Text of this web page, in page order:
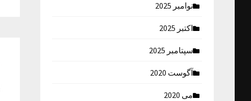
نوامبر 2025
اکتبر 2025
سپتامبر 2025
آگوست 2020
می 2020